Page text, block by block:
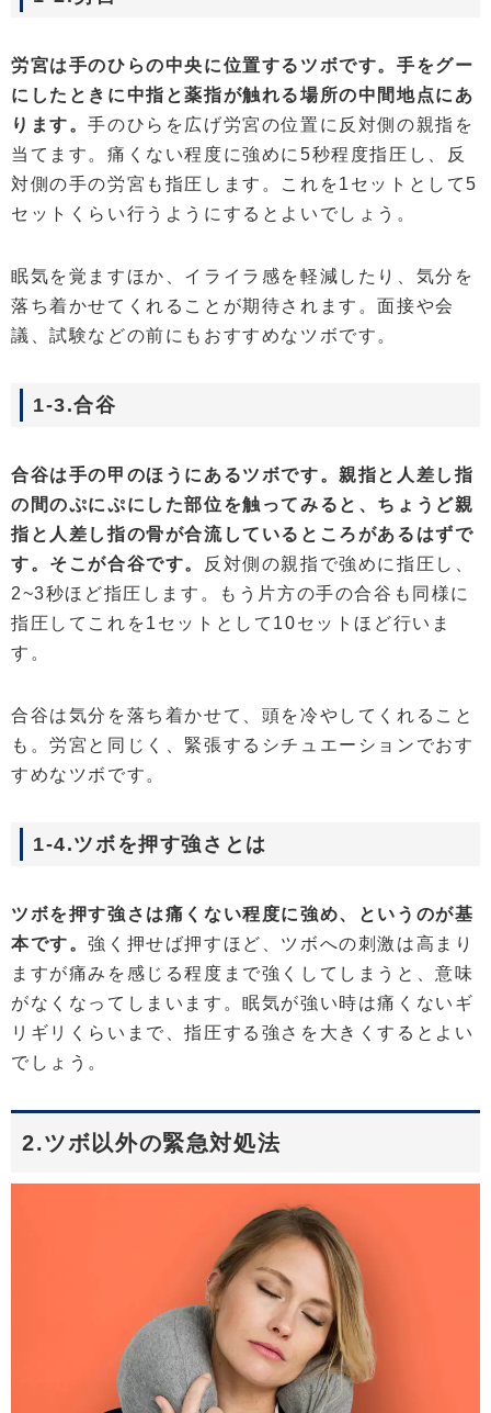
労宮は手のひらの中央に位置するツボです。手をグー
にしたときに中指と薬指が触れる場所の中間地点にあ
ります。手のひらを広げ労宮の位置に反対側の親指を
当てます。痛くない程度に強めに5秒程度指圧し、反
対側の手の労宮も指圧します。これを1セットとして5
セットくらい行うようにするとよいでしょう。
眠気を覚ますほか、イライラ感を軽減したり、気分を
落ち着かせてくれることが期待されます。面接や会
議、試験などの前にもおすすめなツボです。
1-3.合谷
合谷は手の甲のほうにあるツボです。親指と人差し指
の間のぷにぷにした部位を触ってみると、ちょうど親
指と人差し指の骨が合流しているところがあるはずで
す。そこが合谷です。
反対側の親指で強めに指圧し、
2~3秒ほど指圧します。もう片方の手の合谷も同様に
指圧してこれを1セットとして10セットほど行いま
す。
合谷は気分を落ち着かせて、頭を冷やしてくれること
も。労宮と同じく、緊張するシチュエーションでおす
すめなツボです。
1-4.ツボを押す強さとは
ツボを押す強さは痛くない程度に強め、というのが基
本です。強く押せば押すほど、ツボへの刺激は高まり
ますが痛みを感じる程度まで強くしてしまうと、意味
がなくなってしまいます。眠気が強い時は痛くないギ
リギリくらいまで、指圧する強さを大きくするとよい
でしょう。
2.ツボ以外の緊急対処法